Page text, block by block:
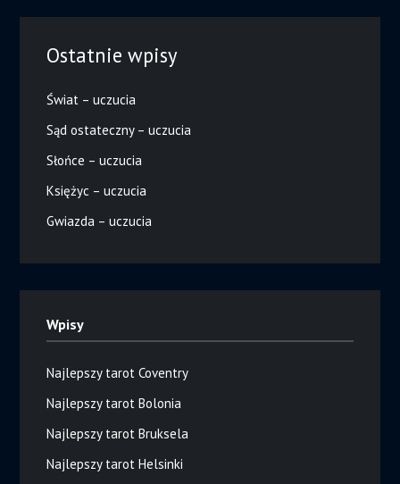
Ostatnie wpisy
Świat – uczucia
Sąd ostateczny – uczucia
Słońce – uczucia
Księżyc – uczucia
Gwiazda – uczucia
Wpisy
Najlepszy tarot Coventry
Najlepszy tarot Bolonia
Najlepszy tarot Bruksela
Najlepszy tarot Helsinki